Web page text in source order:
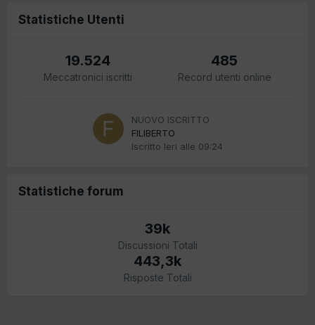
Statistiche Utenti
19.524
Meccatronici iscritti
485
Record utenti online
NUOVO ISCRITTO
FILIBERTO
Iscritto Ieri alle 09:24
Statistiche forum
39k
Discussioni Totali
443,3k
Risposte Totali